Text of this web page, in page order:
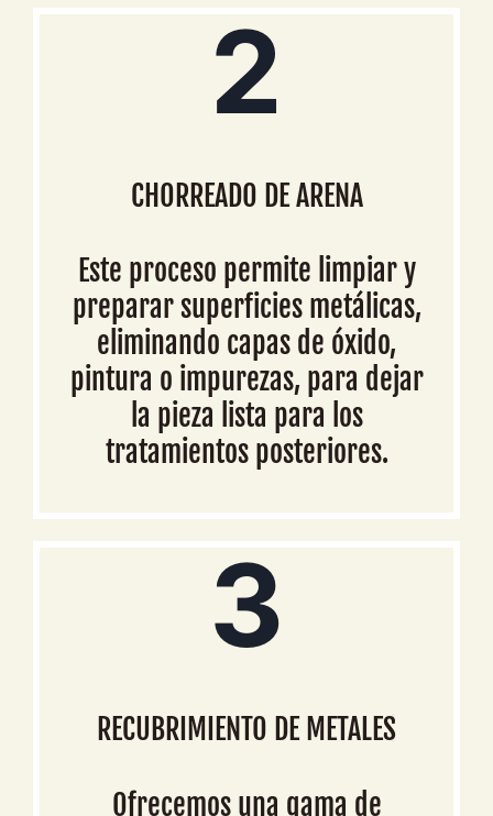
2
CHORREADO DE ARENA
Este proceso permite limpiar y
preparar superficies metálicas,
eliminando capas de óxido,
pintura o impurezas, para dejar
la pieza lista para los
tratamientos posteriores.
3
RECUBRIMIENTO DE METALES
Ofrecemos una gama de